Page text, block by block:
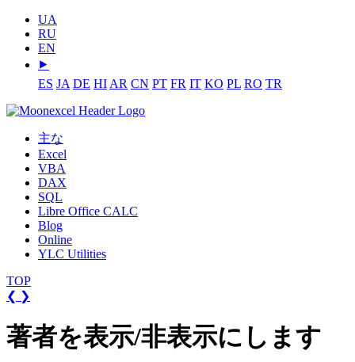
UA
RU
EN
⯈
ES JA DE HI AR CN PT FR IT KO PL RO TR
主な
Excel
VBA
DAX
SQL
Libre Office CALC
Blog
Online
YLC Utilities
TOP
❮ ❯
著者を表示/非表示にします